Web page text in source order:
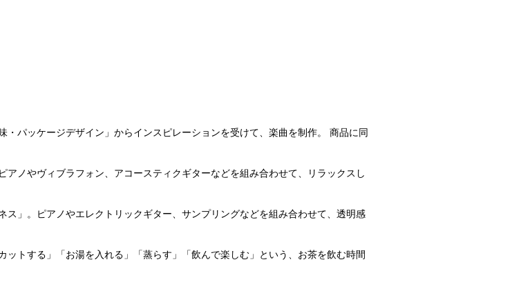
パッケージデザイン」からインスピレーションを受けて、楽曲を制作。 商品に同
ノやヴィブラフォン、アコースティクギターなどを組み合わせて、リラックスし
」。ピアノやエレクトリックギター、サンプリングなどを組み合わせて、透明感
トする」「お湯を入れる」「蒸らす」「飲んで楽しむ」という、お茶を飲む時間